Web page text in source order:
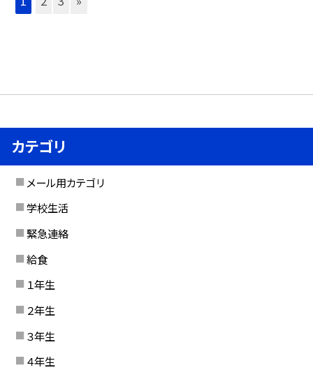
カテゴリ
メール用カテゴリ
学校生活
緊急連絡
給食
１年生
２年生
３年生
４年生